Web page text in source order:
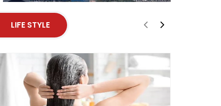
LIFE STYLE